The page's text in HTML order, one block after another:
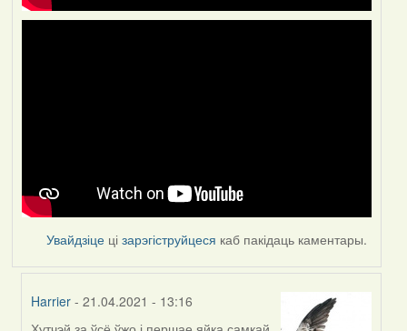
Увайдзіце цізарэгіструйцеся каб пакідаць каментары.
Harrier - 21.04.2021 - 13:16